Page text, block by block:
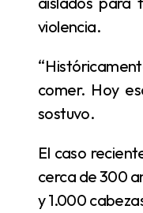
violencia.
“Históricamente se hablaba del abigeato como un delito famélico, alguien que robaba para
comer. Hoy
sostuvo.
El caso reciente de La Cruz expuso nuevamente la dimensión del problema. Allí se secuestraron
cerca de 300
y 1.000